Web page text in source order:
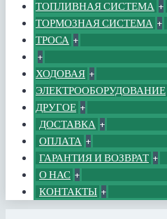
ТОПЛИВНАЯ СИСТЕМА +
ТОРМОЗНАЯ СИСТЕМА +
ТРОСА +
+
ХОДОВАЯ +
ЭЛЕКТРООБОРУДОВАНИЕ
ДРУГОЕ +
ДОСТАВКА +
ОПЛАТА +
ГАРАНТИЯ И ВОЗВРАТ +
О НАС +
КОНТАКТЫ +